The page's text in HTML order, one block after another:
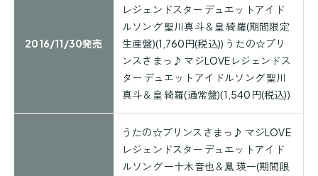
2016/11/30発売
レジェンドスター デュエットアイド
ルソング 聖川真斗＆皇 綺羅(期間限定
生産盤)(1,760円(税込)) うたの☆プリ
ンスさまっ♪ マジLOVEレジェンドス
ター デュエットアイドルソング 聖川
真斗＆皇 綺羅(通常盤)(1,540円(税込))
うたの☆プリンスさまっ♪ マジLOVE
レジェンドスター デュエットアイド
ルソング 一十木音也＆鳳 瑛一(期間限